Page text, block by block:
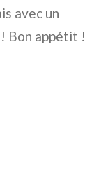
avec un
Bon appétit !